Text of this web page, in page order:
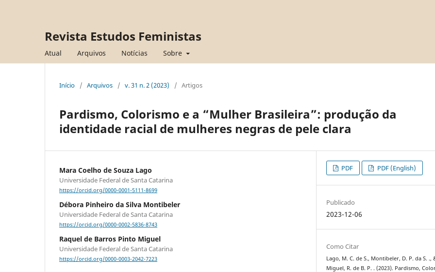
Revista Estudos Feministas
Atual Arquivos Notícias Sobre
Início / Arquivos / v. 31 n. 2 (2023) / Artigos
Pardismo, Colorismo e a “Mulher Brasileira”: produção da
identidade racial de mulheres negras de pele clara
Mara Coelho de Souza Lago
Universidade Federal de Santa Catarina
https://orcid.org/0000-0001-5111-8699
Débora Pinheiro da Silva Montibeler
Universidade Federal de Santa Catarina
https://orcid.org/0000-0002-5836-8743
Raquel de Barros Pinto Miguel
Universidade Federal de Santa Catarina
https://orcid.org/0000-0003-2042-7223
PDF PDF (English)
Publicado
2023-12-06
Como Citar
Lago, M. C. de S., Montibeler, D. P. da S. .,
Miguel, R. de B. P. . (2023). Pardismo,